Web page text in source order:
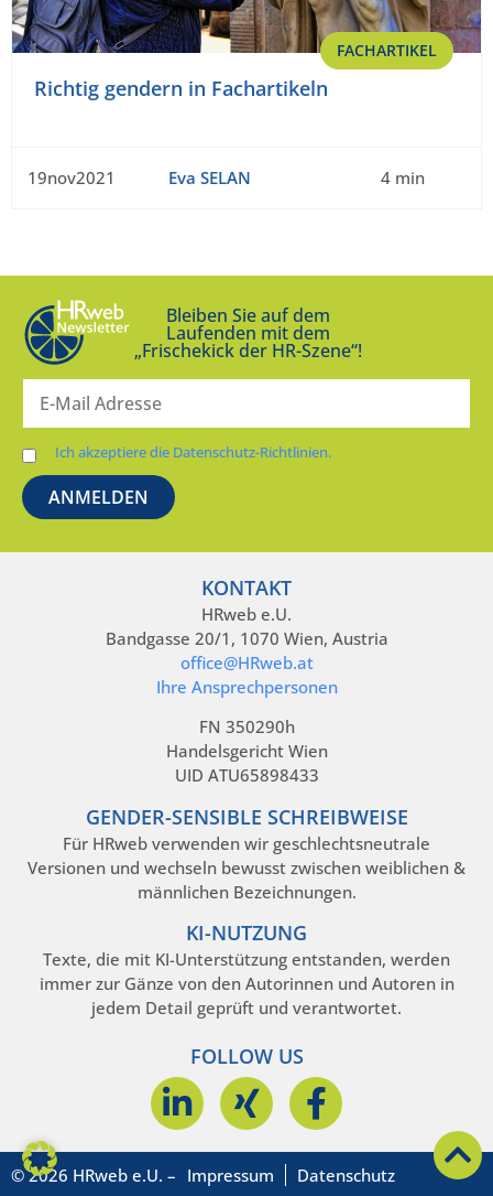
FACHARTIKEL
Richtig gendern in Fachartikeln
19nov2021 Eva SELAN 4 min
Bleiben Sie auf dem
Laufenden mit dem
„Frischekick der HR-Szene“!
Ich akzeptiere die Datenschutz-Richtlinien.
KONTAKT
HRweb e.U.
Bandgasse 20/1, 1070 Wien, Austria
office@HRweb.at
Ihre Ansprechpersonen
FN 350290h
Handelsgericht Wien
UID ATU65898433
GENDER-SENSIBLE SCHREIBWEISE
Für HRweb verwenden wir geschlechtsneutrale
Versionen und wechseln bewusst zwischen weiblichen &
männlichen Bezeichnungen.
KI-NUTZUNG
Texte, die mit KI-Unterstützung entstanden, werden
immer zur Gänze von den Autorinnen und Autoren in
jedem Detail geprüft und verantwortet.
FOLLOW US
© 2026 HRweb e.U. – Impressum Datenschutz